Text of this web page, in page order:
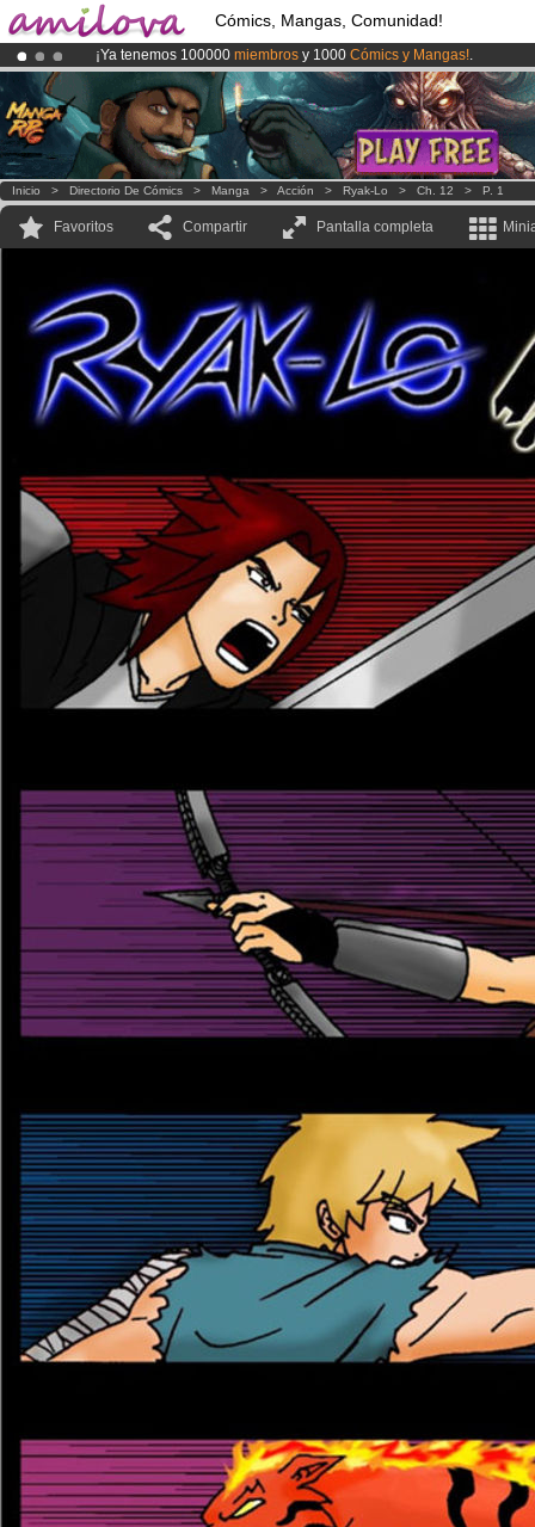
Cómics, Mangas, Comunidad!
¡Ya tenemos 100000 miembros y 1000 Cómics y Mangas!.
¡Conviertete en Premium por3.95 eurosal mes!Hazte Premium ya
El Kickstarter Amilova está desormado lanzado!.
Inicio > Directorio De Cómics > Manga > Acción > Ryak-Lo > Ch. 12 > P. 1
Favoritos Compartir Pantalla completa